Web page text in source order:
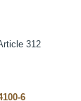
312
6